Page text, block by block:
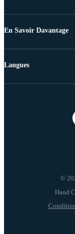
En Savoir Davantage
©
Langues